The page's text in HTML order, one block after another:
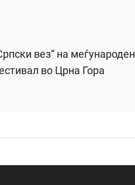
вез“ на меѓународен
во Црна Гора